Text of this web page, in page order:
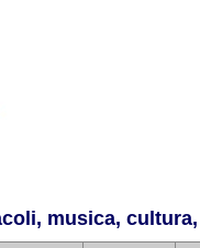
musica,